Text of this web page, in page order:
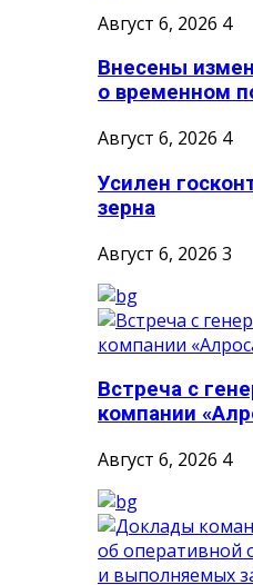
Август 6, 2026 4
Внесены
о временном
Август 6, 2026 4
Усилен
зерна
Август 6, 2026 3
Встреча с
компании
Август 6, 2026 4